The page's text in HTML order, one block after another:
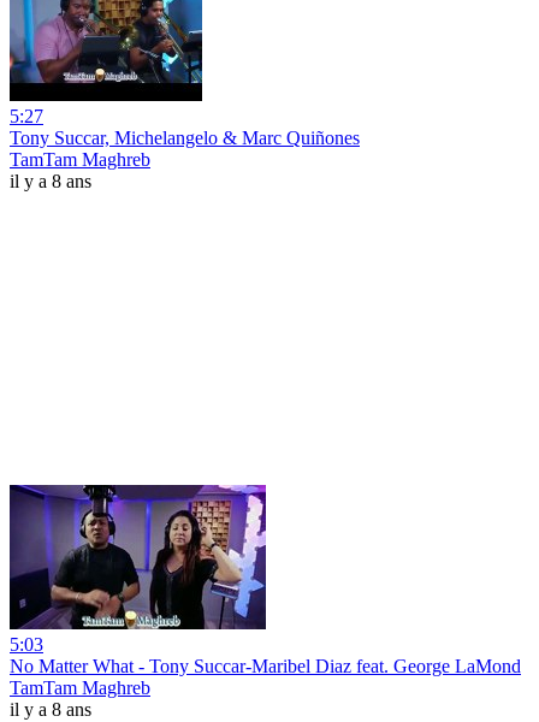
5:27
Tony Succar, Michelangelo & Marc Quiñones
TamTam Maghreb
il y a 8 ans
5:03
No Matter What - Tony Succar-Maribel Diaz feat. George LaMond
TamTam Maghreb
il y a 8 ans